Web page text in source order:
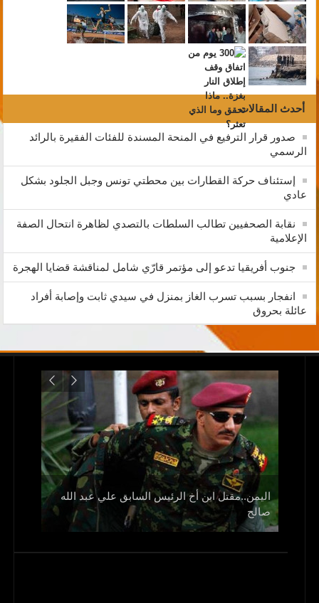
أحدث المقالات
صدور قرار الترفيع في المنحة المسندة للفئات الفقيرة بالرائد
الرسمي
إستئناف حركة القطارات بين محطتي تونس وجبل الجلود بشكل
عادي
نقابة الصحفيين تطالب السلطات بالتصدي لظاهرة انتحال الصفة
الإعلامية
جنوب أفريقيا تدعو إلى مؤتمر قارّي شامل لمناقشة قضايا الهجرة
انفجار بسبب تسرب الغاز بمنزل في سيدي ثابت وإصابة أفراد
عائلة بحروق
اليمن..مقتل ابن أخ الرئيس السابق علي عبد الله
صالح